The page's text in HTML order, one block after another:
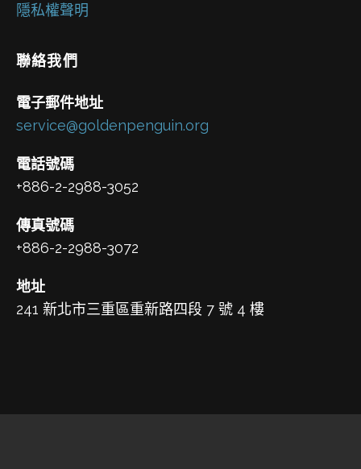
隱私權聲明
聯絡我們
電子郵件地址
service@goldenpenguin.org
電話號碼
+886-2-2988-3052
傳真號碼
+886-2-2988-3072
地址
241 新北市三重區重新路四段 7 號 4 樓